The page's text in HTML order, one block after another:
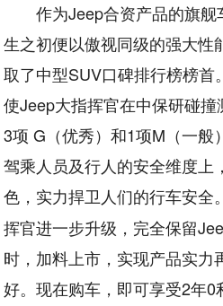
作为Jeep合资产品的旗
生之初便以傲视同级的强大性
取了中型SUV口碑排行榜榜
使Jeep大指挥官在中保研碰
3项 G（优秀）和1项M（一般
驾乘人员及行人的安全维度上
色，实力捍卫人们的行车安全
挥官进一步升级，完全保留
时，加料上市，实现产品实力
好。现在购车，即可享受2年